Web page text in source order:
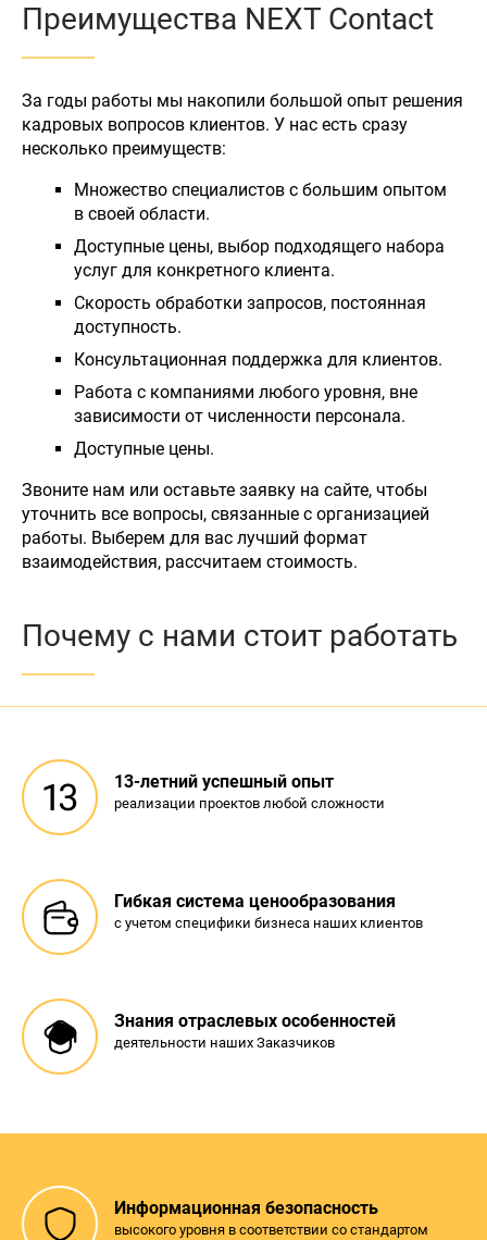
Преимущества NEXT Contact
За годы работы мы накопили большой опыт решения
кадровых вопросов клиентов. У нас есть сразу
несколько преимуществ:
Множество специалистов с большим опытом
в своей области.
Доступные цены, выбор подходящего набора
услуг для конкретного клиента.
Скорость обработки запросов, постоянная
доступность.
Консультационная поддержка для клиентов.
Работа с компаниями любого уровня, вне
зависимости от численности персонала.
Доступные цены.
Звоните нам или оставьте заявку на сайте, чтобы
уточнить все вопросы, связанные с организацией
работы. Выберем для вас лучший формат
взаимодействия, рассчитаем стоимость.
Почему с нами стоит работать
13-летний успешный опыт
реализации проектов любой сложности
Гибкая система ценообразования
с учетом специфики бизнеса наших клиентов
Знания отраслевых особенностей
деятельности наших Заказчиков
Информационная безопасность
высокого уровня в соответствии со стандартом